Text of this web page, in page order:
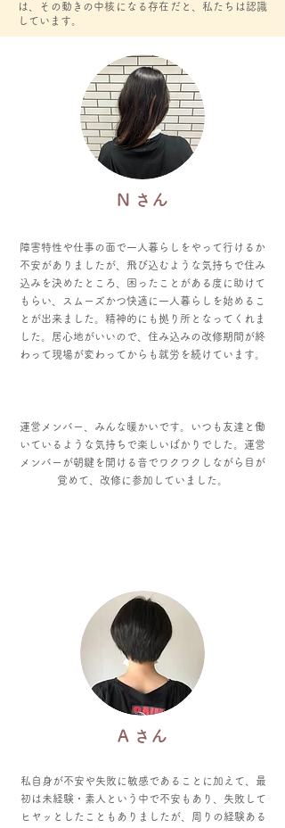
は、その動きの中核になる存在だと、私たちは認識
しています。
N さん
障害特性や仕事の面で一人暮らしをやって行けるか
不安がありましたが、飛び込むような気持ちで住み
込みを決めたところ 、困ったことがある度に助けて
もらい、スムーズかつ快適に一人暮らしを始めるこ
とが出来ました。精神的にも拠り所となってくれま
した。居心地がいいので、住み込みの改修期間が終
わって現場が変わってからも就労を続けています。
運営メンバー、みんな暖かいです。いつも友達と働
いているような気持ちで楽しいばかりでした。運営
メンバーが朝鍵を開ける音でワクワクしながら目が
覚めて、改修に参加していました。
A さん
私自身が不安や失敗に敏感であることに加えて、最
初は未経験・素人という中で不安もあり、失敗して
ヒヤッとしたこともありましたが、周りの経験ある